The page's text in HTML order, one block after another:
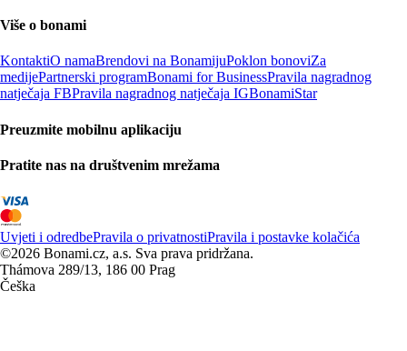
Više o bonami
KontaktiO namaBrendovi na BonamijuPoklon bonoviZa
medijePartnerski programBonami for BusinessPravila nagradnog
natječaja FBPravila nagradnog natječaja IGBonamiStar
Preuzmite mobilnu aplikaciju
Pratite nas na društvenim mrežama
Uvjeti i odredbePravila o privatnostiPravila i postavke kolačića
©2026 Bonami.cz, a.s. Sva prava pridržana.
Thámova 289/13, 186 00 Prag
Češka